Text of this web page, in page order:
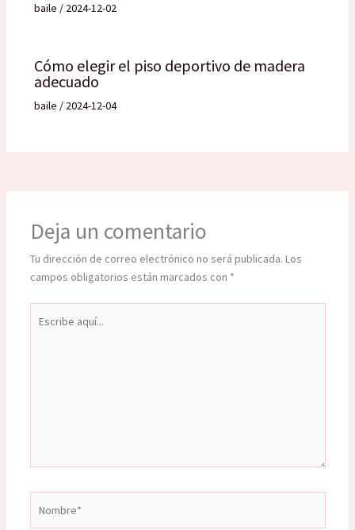
baile / 2024-12-02
Cómo elegir el piso deportivo de madera
adecuado
baile / 2024-12-04
Deja un comentario
Tu dirección de correo electrónico no será publicada. Los
campos obligatorios están marcados con *
aquí...